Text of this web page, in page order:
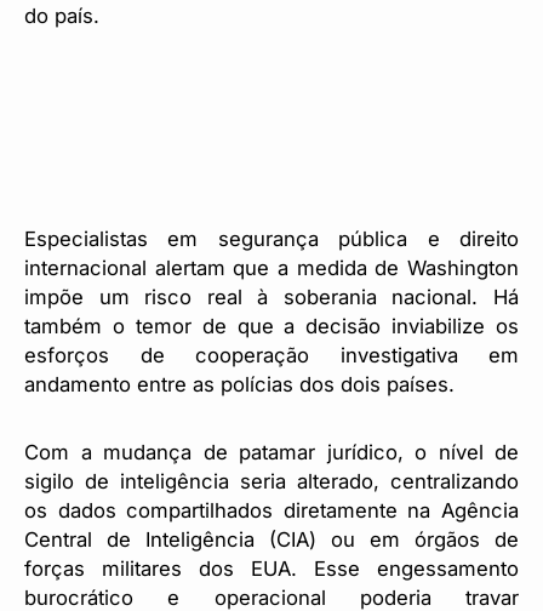
do país.
Especialistas em segurança pública e direito
internacional alertam que a medida de Washington
impõe um risco real à soberania nacional. Há
também o temor de que a decisão inviabilize os
esforços de cooperação investigativa em
andamento entre as polícias dos dois países.
Com a mudança de patamar jurídico, o nível de
sigilo de inteligência seria alterado, centralizando
os dados compartilhados diretamente na Agência
Central de Inteligência (CIA) ou em órgãos de
forças militares dos EUA. Esse engessamento
burocrático e operacional poderia travar